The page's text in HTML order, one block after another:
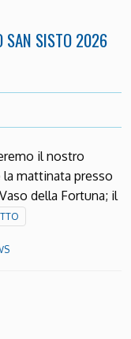
SAN SISTO 2026
il nostro
mattinata presso
della Fortuna; il